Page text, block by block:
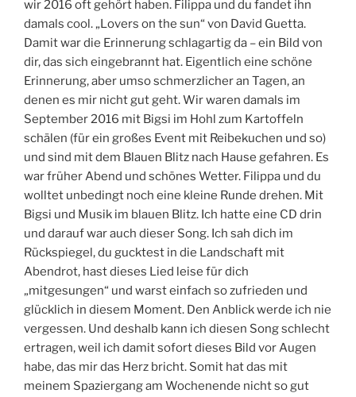
wir 2016 oft gehört haben. Filippa und du fandet ihn
damals cool. „Lovers on the sun“ von David Guetta.
Damit war die Erinnerung schlagartig da – ein Bild von
dir, das sich eingebrannt hat. Eigentlich eine schöne
Erinnerung, aber umso schmerzlicher an Tagen, an
denen es mir nicht gut geht. Wir waren damals im
September 2016 mit Bigsi im Hohl zum Kartoffeln
schälen (für ein großes Event mit Reibekuchen und so)
und sind mit dem Blauen Blitz nach Hause gefahren. Es
war früher Abend und schönes Wetter. Filippa und du
wolltet unbedingt noch eine kleine Runde drehen. Mit
Bigsi und Musik im blauen Blitz. Ich hatte eine CD drin
und darauf war auch dieser Song. Ich sah dich im
Rückspiegel, du gucktest in die Landschaft mit
Abendrot, hast dieses Lied leise für dich
„mitgesungen“ und warst einfach so zufrieden und
glücklich in diesem Moment. Den Anblick werde ich nie
vergessen. Und deshalb kann ich diesen Song schlecht
ertragen, weil ich damit sofort dieses Bild vor Augen
habe, das mir das Herz bricht. Somit hat das mit
meinem Spaziergang am Wochenende nicht so gut